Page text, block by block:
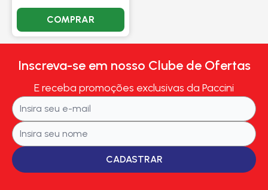
COMPRAR
Inscreva-se em nosso Clube de Ofertas
E receba promoções exclusivas da Paccini
CADASTRAR